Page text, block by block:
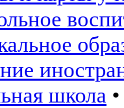
школа •